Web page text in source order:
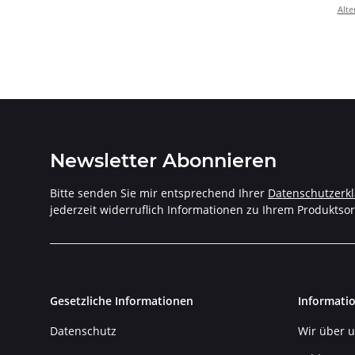
6
Newsletter Abonnieren
Bitte senden Sie mir entsprechend Ihrer
jederzeit widerruflich Informationen zu Ihrem
Gesetzliche Informationen
Datenschutz
Wir über